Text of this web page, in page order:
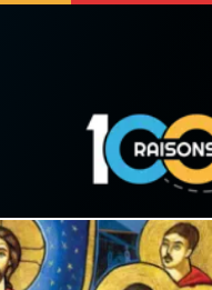
À propos
◼︎À la une